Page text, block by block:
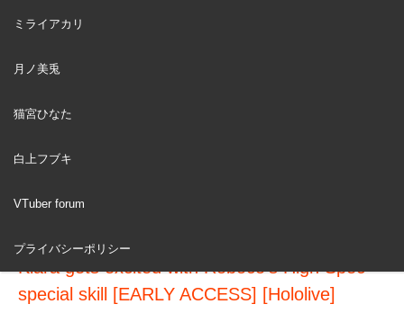
ミライアカリ
月ノ美兎
猫宮ひなた
白上フブキ
VTuber forum
プライバシーポリシー
Kiara gets excited with Roboco's High Spec
special skill [EARLY ACCESS] [Hololive]